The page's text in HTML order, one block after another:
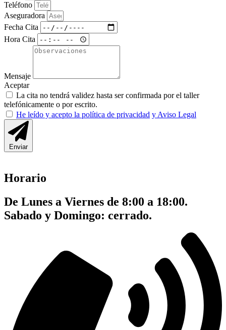
Teléfono
Aseguradora
Fecha Cita
Hora Cita
Mensaje
Aceptar
La cita no tendrá validez hasta ser confirmada por el taller
telefónicamente o por escrito.
He leído y acepto la política de privacidad y Aviso Legal
Enviar
Horario
De Lunes a Viernes de 8:00 a 18:00.
Sabado y Domingo: cerrado.